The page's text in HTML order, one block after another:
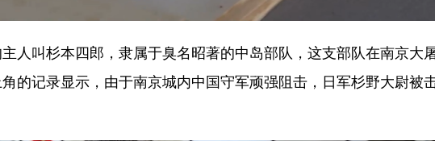
叫杉本四郎，隶属于臭名昭著的中岛部队，这支部队在南京大
的记录显示，由于南京城内中国守军顽强阻击，日军杉野大尉被